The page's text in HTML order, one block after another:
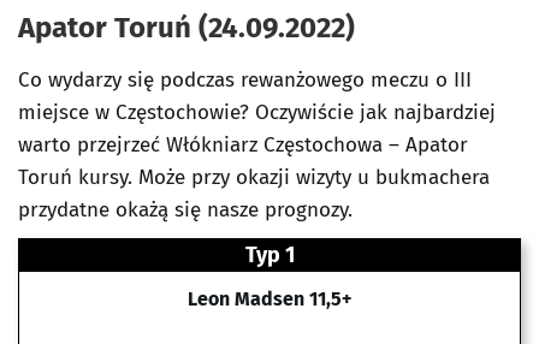
Apator Toruń (24.09.2022)
Co wydarzy się podczas rewanżowego meczu o III
miejsce w Częstochowie? Oczywiście jak najbardziej
warto przejrzeć Włókniarz Częstochowa – Apator
Toruń kursy. Może przy okazji wizyty u bukmachera
przydatne okażą się nasze prognozy.
Typ 1
Leon Madsen 11,5+